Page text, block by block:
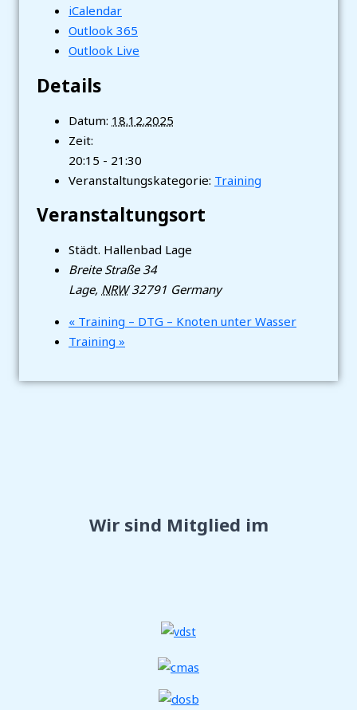
iCalendar
Outlook 365
Outlook Live
Details
Datum: 18.12.2025
Zeit:
20:15 - 21:30
Veranstaltungskategorie: Training
Veranstaltungsort
Städt. Hallenbad Lage
Breite Straße 34
Lage, NRW 32791 Germany
« Training – DTG – Knoten unter Wasser
Training »
Wir sind Mitglied im